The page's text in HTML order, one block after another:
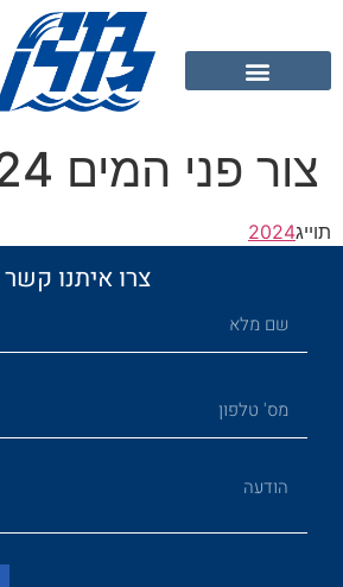
צור פני המים 2.24
תוייג2024
צרו איתנו קשר